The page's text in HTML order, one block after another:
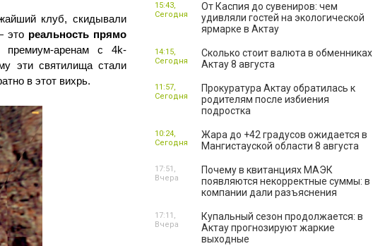
клуб, скидывали
это реальность прямо
премиум-аренам с 4k-
эти святилища стали
в этот вихрь.
От Каспия до сувениров: чем
удивляли гостей на экологической
ярмарке в Актау
15:43,
Сегодня
Сколько стоит валюта в обменниках
Актау 8 августа
14:15,
Сегодня
Прокуратура Актау обратилась к
родителям после избиения
подростка
11:57,
Сегодня
Жара до +42 градусов ожидается в
Мангистауской области 8 августа
10:24,
Сегодня
Почему в квитанциях МАЭК
появляются некорректные суммы: в
компании дали разъяснения
17:51,
Вчера
Купальный сезон продолжается: в
Актау прогнозируют жаркие
выходные
17:11,
Вчера